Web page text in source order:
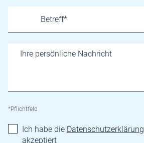
*Pflichtfeld
Ich habe die Datenschutzerklärung
akzeptiert